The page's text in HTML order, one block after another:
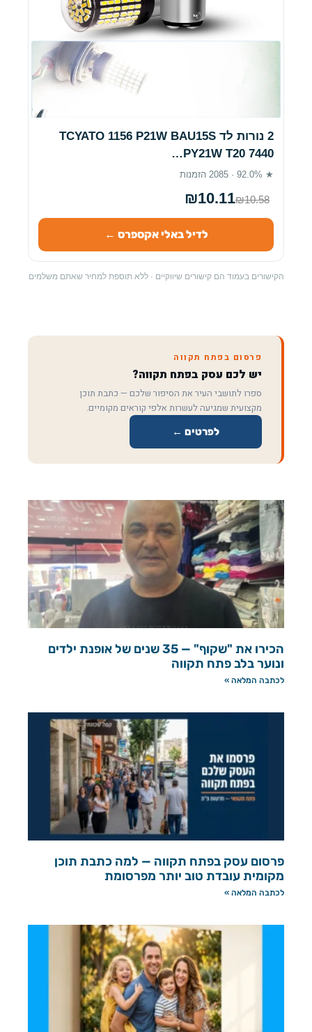
2 נורות לד TCYATO 1156 P21W BAU15S
PY21W T20 7440…
★ 92.0% · 2085 הזמנות
₪10.11₪10.58
לדיל באלי אקספרס ←
הקישורים בעמוד הם קישורים שיווקיים · ללא תוספת למחיר שאתם משלמים
פרסום בפתח תקווה
יש לכם עסק בפתח תקווה?
ספרו לתושבי העיר את הסיפור שלכם — כתבת תוכן
מקצועית שמגיעה לעשרות אלפי קוראים מקומיים.
לפרטים ←
הכירו את "שקוף" — 35 שנים של אופנת ילדים
ונוער בלב פתח תקווה
לכתבה המלאה »
פרסום עסק בפתח תקווה — למה כתבת תוכן
מקומית עובדת טוב יותר מפרסומת
לכתבה המלאה »